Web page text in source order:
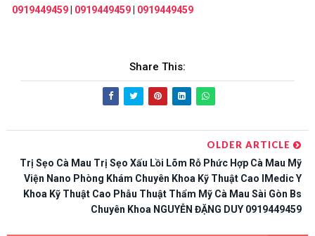
0919449459| 0919449459| 0919449459
Share This:
OLDER ARTICLE
Trị Sẹo Cà Mau Trị Sẹo Xấu Lồi Lõm Rỗ Phức Hợp Cà Mau Mỹ
Viện Nano Phòng Khám Chuyên Khoa Kỹ Thuật Cao IMedic Y
Khoa Kỹ Thuật Cao Phẫu Thuật Thẩm Mỹ Cà Mau Sài Gòn Bs
Chuyên Khoa NGUYỄN ĐẶNG DUY 0919449459